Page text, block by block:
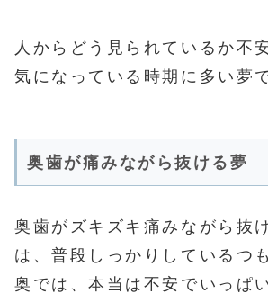
人からどう見られているか不
気になっている時期に多い夢
奥歯が痛みながら抜ける夢
奥歯がズキズキ痛みながら抜
は、普段しっかりしているつ
奥では、本当は不安でいっぱ